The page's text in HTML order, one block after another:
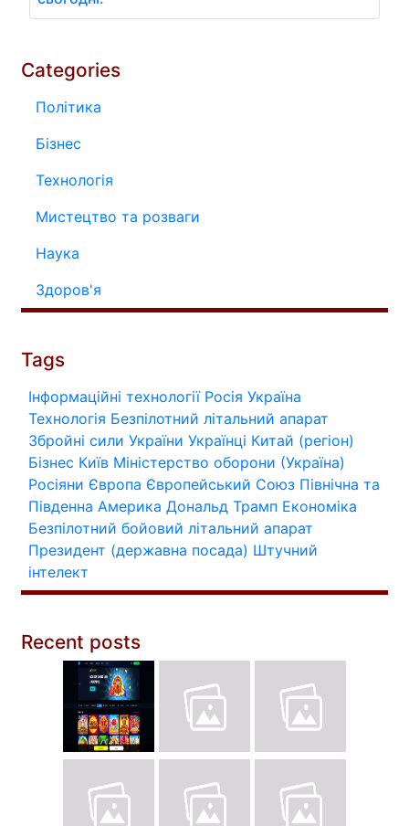
Categories
Політика
Бізнес
Технологія
Мистецтво та розваги
Наука
Здоров'я
Tags
Інформаційні технології Росія Україна
Технологія Безпілотний літальний апарат
Збройні сили України Українці Китай (регіон)
Бізнес Київ Міністерство оборони (Україна)
Росіяни Європа Європейський Союз Північна та
Південна Америка Дональд Трамп Економіка
Безпілотний бойовий літальний апарат
Президент (державна посада) Штучний
інтелект
Recent posts